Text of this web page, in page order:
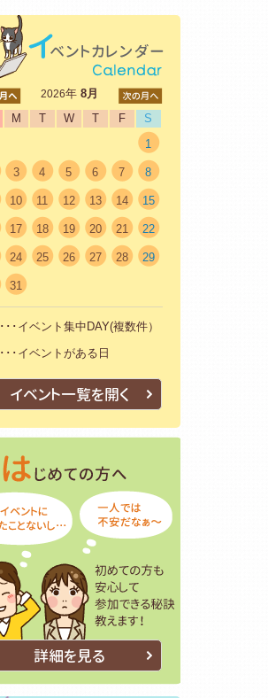
2026年8月
M T W T F
S
1
3 4 5 6 7 8
10 11 12 13 14 15
17 18 19 20 21 22
24 25 26 27 28 29
31
･･･イベント集中DAY(複数件）
･･･イベントがある日
イベント一覧を開く
はじめての方
詳細を見る